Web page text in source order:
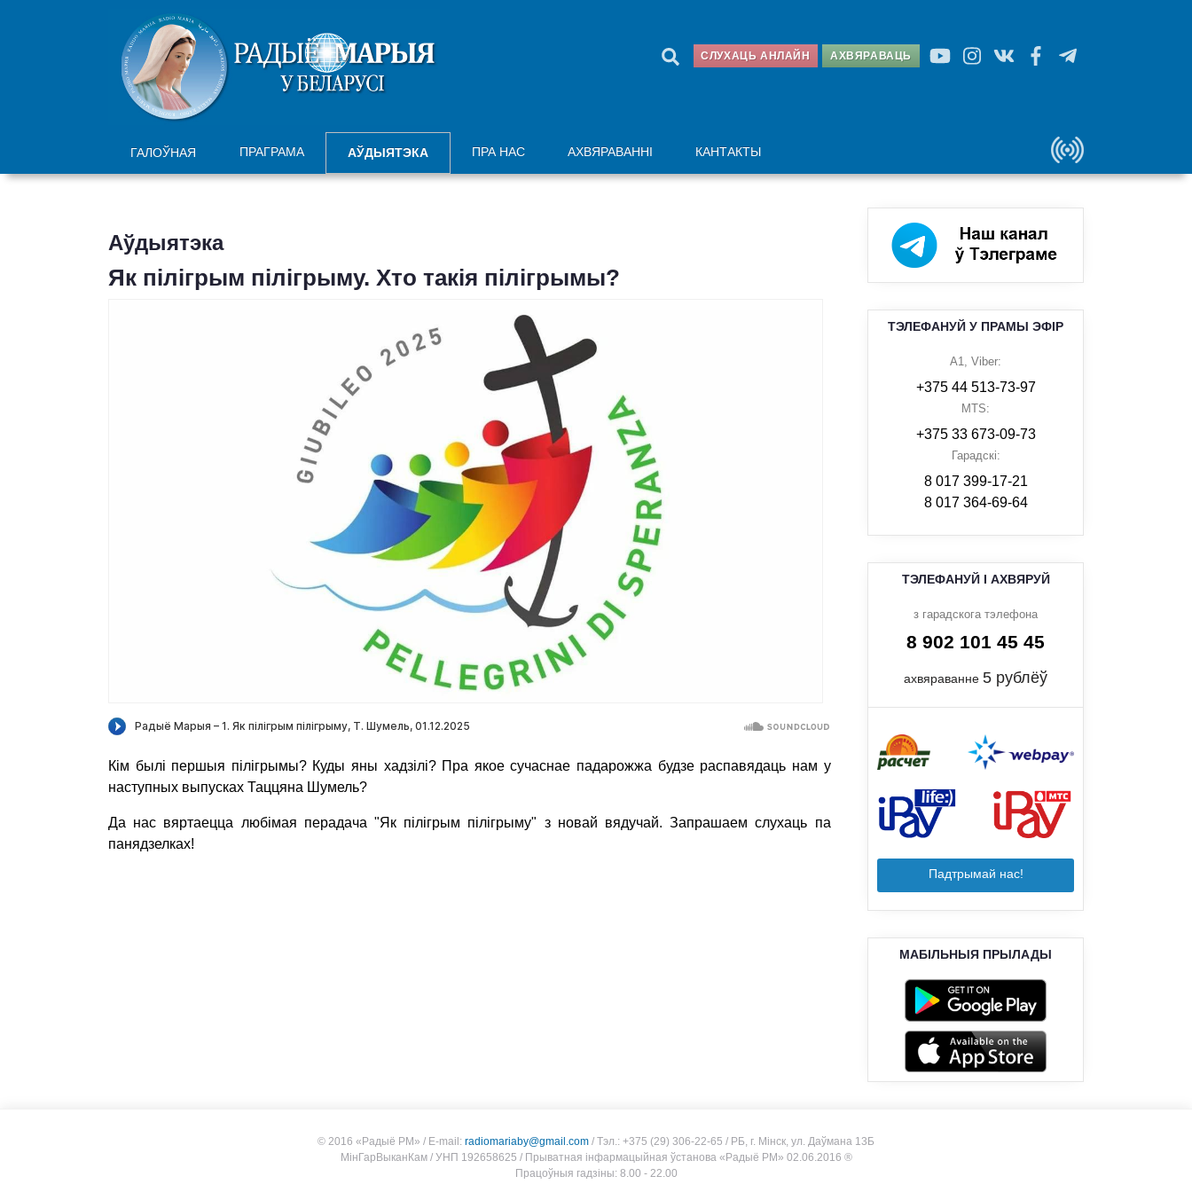
АХВЯРАВАЦЬ
СЛУХАЦЬ АНЛАЙН
ГАЛОЎНАЯ ПРАГРАМА АЎДЫЯТЭКА ПРА НАС АХВЯРАВАННІ КАНТАКТЫ
Аўдыятэка
Як пілігрым пілігрыму. Хто такія пілігрымы?
Кім былі першыя пілігрымы? Куды яны хадзілі? Пра якое сучаснае падарожжа будзе распавядаць нам у
наступных выпусках Таццяна Шумель?
Да нас вяртаецца любімая перадача "Як пілігрым пілігрыму" з новай вядучай. Запрашаем слухаць па
панядзелках!
ТЭЛЕФАНУЙ У ПРАМЫ ЭФІР
A1, Viber:
+375 44 513-73-97
MTS:
+375 33 673-09-73
Гарадскі:
8 017 399-17-21
8 017 364-69-64
ТЭЛЕФАНУЙ І АХВЯРУЙ
з гарадскога тэлефона
8 902 101 45 45
ахвяраванне5 рублёў
Падтрымай нас!
МАБІЛЬНЫЯ ПРЫЛАДЫ
© 2016 «Радыё РМ» / E-mail: radiomariaby@gmail.com / Тэл.: +375 (29) 306-22-65 / РБ, г. Мінск, ул. Даўмана 13Б
МiнГарВыканКам/ УНП 192658625 / Прыватная інфармацыйная ўстанова «Радыё РМ» 02.06.2016 ®
Працоўныя гадзіны: 8.00 - 22.00